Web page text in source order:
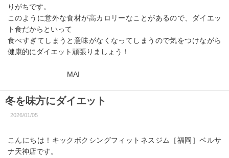
りがちです。
このように意外な食材が高カロリーなことがあるので、ダイエッ
ト食だからといって
食べすぎてしまうと意味がなくなってしまうので気をつけながら
健康的にダイエット頑張りましょう！
MAI
冬を味方にダイエット
2026/01/05
こんにちは！キックボクシングフィットネスジム［福岡］ベルサ
ナ天神店です。